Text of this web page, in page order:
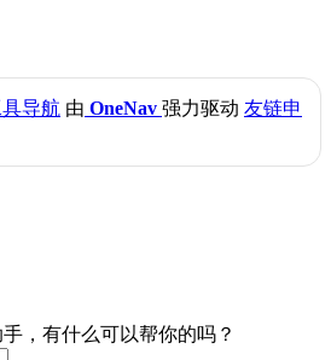
导航 由 OneNav 强力驱动 友链申
，有什么可以帮你的吗？